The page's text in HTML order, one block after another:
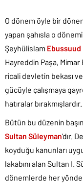
O dönem öyle bir
yapan şahısla o
Şeyhülislam Ebussuud
Hayreddin Paşa,
ricali devletin bekası
gücüyle çalışmaya
hatıralar bırakmışlardır.
Bütün bu düzenin
Sultan Süleyman’dır.
koyduğu kanunları
lakabını alan Sultan I.
dönemlerde her